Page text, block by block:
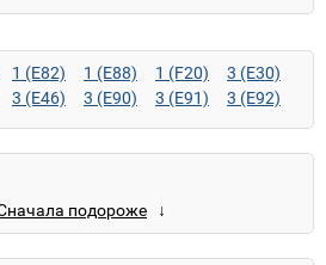
1 (E82) 1 (E88) 1 (F20)
3 (E30)
3 (E46) 3 (E90) 3 (E91)
3 (E92)
6 (E64) 6 (F12)